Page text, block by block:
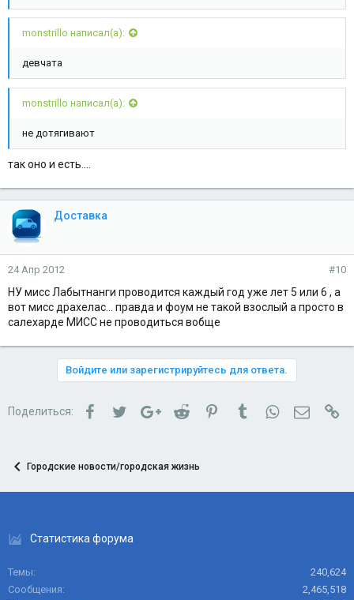
monstrillo написал(а):
девчата
monstrillo написал(а):
не дотягивают
так оно и есть....
Доставка
24 Апр 2012 #10
НУ мисс Лабытнанги проводится каждый год уже лет 5 или 6 , а
вот мисс драхелас... правда и фоум не такой взослый а просто в
салехарде МИСС не проводиться вобще
Войдите или зарегистрируйтесь для ответа.
Поделиться: FacebookTwitterGoogle+Reddit PinterestTumblrWhatsApp
Городские новости/городская жизнь
Статистика форума
Темы
240,624
Сообщения
2,465,518